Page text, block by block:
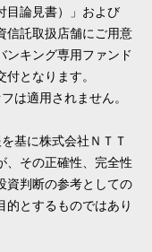
目論見書）」および
信託取扱店舗にご用意
ンキング専用ファンド
となります。
は適用されません。
基に株式会社ＮＴＴ
、その正確性、完全性
資判断の参考としての
的とするものではあり